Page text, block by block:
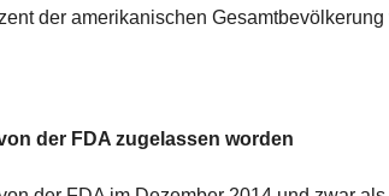
der amerikanischen Gesamtbevölkerung
der FDA zugelassen worden